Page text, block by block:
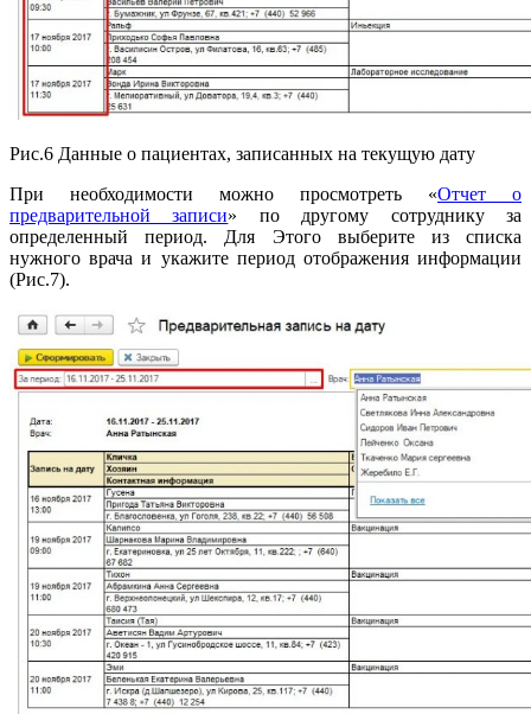
Рис.6 Данные о пациентах, записанных на текущую дату
При необходимости можно просмотреть «Отчет о
предварительной записи» по другому сотруднику за
определенный период. Для Этого выберите из списка
нужного врача и укажите период отображения информации
(Рис.7).